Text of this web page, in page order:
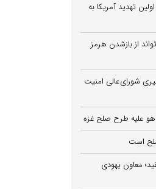
تهدید آمریکا به
از بازشدن هرمز
شورای‌عالی امنیت
علیه طرح صلح غزه
است
معاون یهودی